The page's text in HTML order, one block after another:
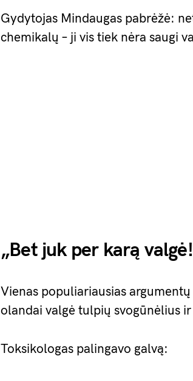
Gydytojas Mindaugas pabrėžė:
chemikalų – ji vis tiek nėra saugi
„Bet juk per karą
Vienas populiariausias
olandai valgė tulpių svogūnėlius
Toksikologas palingavo galvą: